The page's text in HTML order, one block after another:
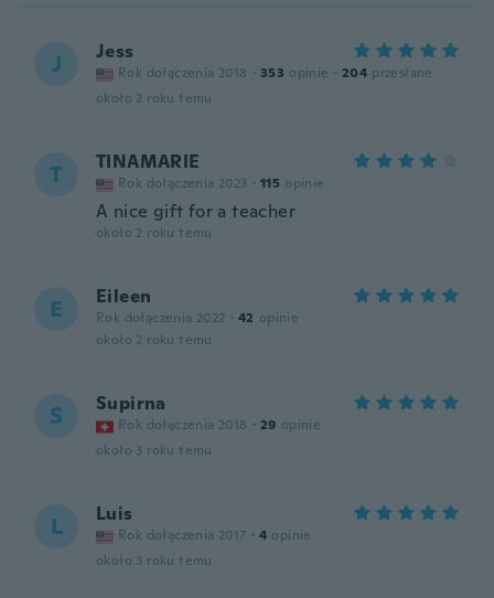
J Jess
Rok dołączenia 2018 · 353 opinie · 204 przesłane
około 2 roku temu
T TINAMARIE
Rok dołączenia 2023 · 115 opinie
A nice gift for a teacher
około 2 roku temu
E Eileen
Rok dołączenia 2022 · 42 opinie
około 2 roku temu
S Supirna
Rok dołączenia 2018 · 29 opinie
około 3 roku temu
L Luis
Rok dołączenia 2017 · 4 opinie
około 3 roku temu